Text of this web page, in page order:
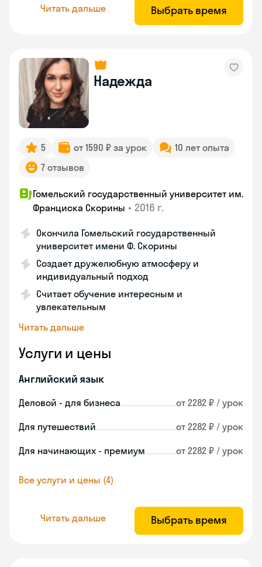
Читать дальше Выбрать время
Надежда
5 от 1590 ₽ за урок
10 лет опыта
7 отзывов
Гомельский государственный университет им.
Франциска Скорины • 2016 г.
Окончила Гомельский государственный
университет имени Ф. Скорины
Создает дружелюбную атмосферу и
индивидуальный подход
Считает обучение интересным и
увлекательным
Читать дальше
Услуги и цены
Английский язык
Деловой - для бизнеса от 2282 ₽ / урок
Для путешествий от 2282 ₽ / урок
Для начинающих - премиум от 2282 ₽ / урок
Все услуги и цены (4)
Читать дальше Выбрать время